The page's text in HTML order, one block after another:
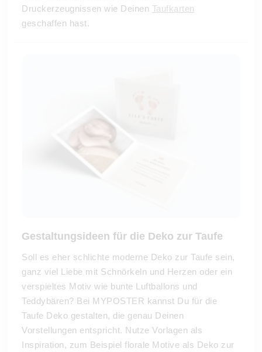
Druckerzeugnissen wie Deinen Taufkarten
geschaffen hast.
Gestaltungsideen für die Deko zur Taufe
Soll es eher schlichte moderne Deko zur Taufe sein,
ganz viel Liebe mit Schnörkeln und Herzen oder ein
verspieltes Motiv wie bunte Luftballons und
Teddybären? Bei MYPOSTER kannst Du für die
Taufe Deko gestalten, die genau Deinen
Vorstellungen entspricht. Nutze Vorlagen als
Inspiration, zum Beispiel florale Motive als Deko zur